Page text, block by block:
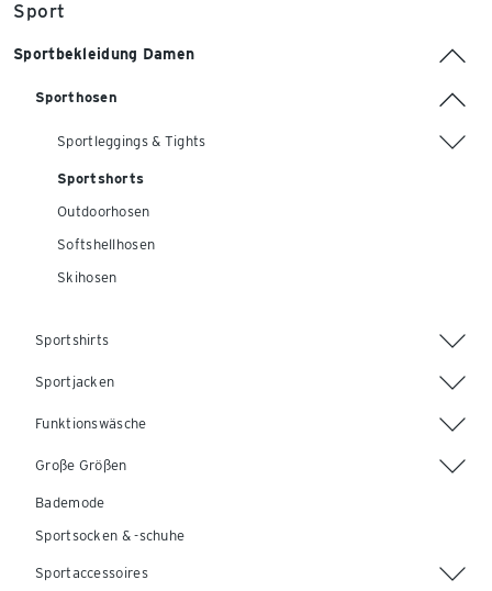
Sport
Sportbekleidung Damen
Sporthosen
Sportleggings & Tights
Sportshorts
Outdoorhosen
Softshellhosen
Skihosen
Sportshirts
Sportjacken
Funktionswäsche
Große Größen
Bademode
Sportsocken & -schuhe
Sportaccessoires